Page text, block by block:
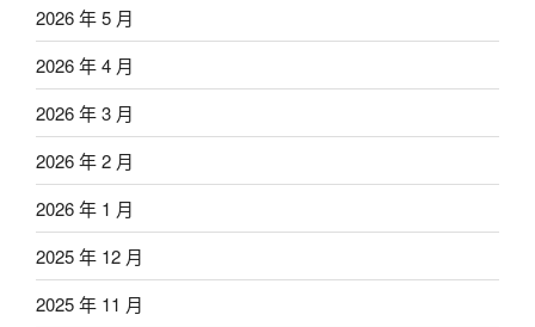
2026 年 5 月
2026 年 4 月
2026 年 3 月
2026 年 2 月
2026 年 1 月
2025 年 12 月
2025 年 11 月